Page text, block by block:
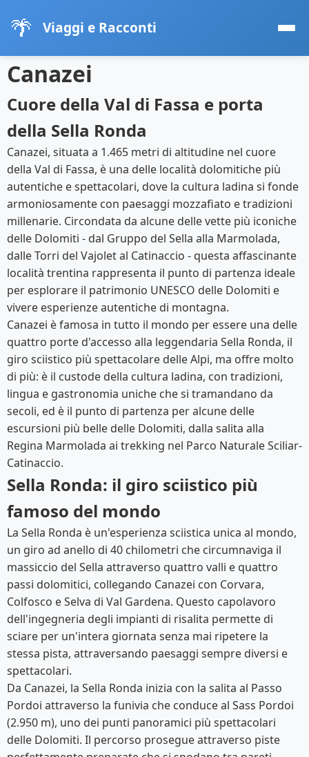
🌴 Viaggi e Racconti
Canazei
Cuore della Val di Fassa e porta
della Sella Ronda
Canazei, situata a 1.465 metri di altitudine nel cuore
della Val di Fassa, è una delle località dolomitiche più
autentiche e spettacolari, dove la cultura ladina si fonde
armoniosamente con paesaggi mozzafiato e tradizioni
millenarie. Circondata da alcune delle vette più iconiche
delle Dolomiti - dal Gruppo del Sella alla Marmolada,
dalle Torri del Vajolet al Catinaccio - questa affascinante
località trentina rappresenta il punto di partenza ideale
per esplorare il patrimonio UNESCO delle Dolomiti e
vivere esperienze autentiche di montagna.
Canazei è famosa in tutto il mondo per essere una delle
quattro porte d'accesso alla leggendaria Sella Ronda, il
giro sciistico più spettacolare delle Alpi, ma offre molto
di più: è il custode della cultura ladina, con tradizioni,
lingua e gastronomia uniche che si tramandano da
secoli, ed è il punto di partenza per alcune delle
escursioni più belle delle Dolomiti, dalla salita alla
Regina Marmolada ai trekking nel Parco Naturale Sciliar-
Catinaccio.
Sella Ronda: il giro sciistico più
famoso del mondo
La Sella Ronda è un'esperienza sciistica unica al mondo,
un giro ad anello di 40 chilometri che circumnaviga il
massiccio del Sella attraverso quattro valli e quattro
passi dolomitici, collegando Canazei con Corvara,
Colfosco e Selva di Val Gardena. Questo capolavoro
dell'ingegneria degli impianti di risalita permette di
sciare per un'intera giornata senza mai ripetere la
stessa pista, attraversando paesaggi sempre diversi e
spettacolari.
Da Canazei, la Sella Ronda inizia con la salita al Passo
Pordoi attraverso la funivia che conduce al Sass Pordoi
(2.950 m), uno dei punti panoramici più spettacolari
delle Dolomiti. Il percorso prosegue attraverso piste